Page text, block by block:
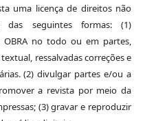
uma licença de direitos não
seguintes formas: (1)
OBRA no todo ou em partes,
ressalvadas correções e
(2) divulgar partes e/ou a
a revista por meio da
(3) gravar e reproduzir